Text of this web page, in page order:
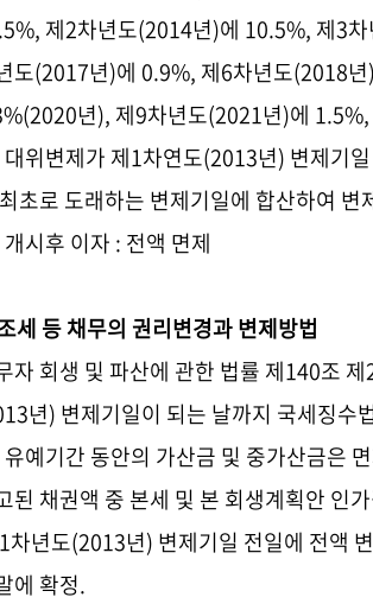
제2차년도(2014년)에 10.5%, 제3
도(2017년)에 0.9%, 제6차년도(2018년)
년), 제9차년도(2021년)에 1.5%,
대위변제가 제1차연도(2013년) 변제기
초로 도래하는 변제기일에 합산하여 변
시후 이자 : 전액 면제
세 등 채무의 권리변경과 변제방법
자 회생 및 파산에 관한 법률 제140조 제
년) 변제기일이 되는 날까지 국세징수
유예기간 동안의 가산금 및 중가산금은
된 채권액 중 본세 및 본 회생계획안 인
차년도(2013년) 변제기일 전일에 전액
에 확정.